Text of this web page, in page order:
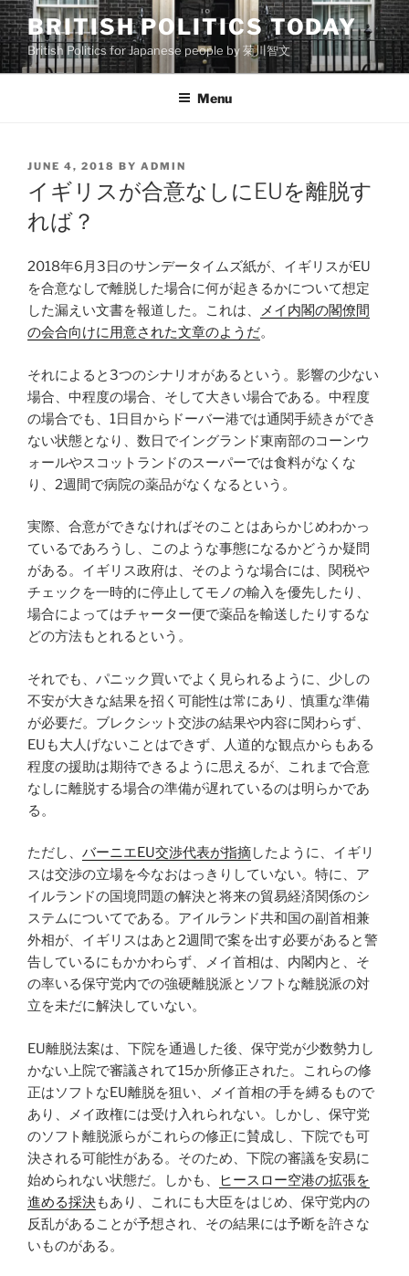
Skip
to
content
BRITISH POLITICS TODAY
British Politics for Japanese people by 菊川智文
Menu
POSTED
ON
JUNE 4, 2018 BY ADMIN
イギリスが合意なしにEUを離脱す
れば？
2018年6月3日のサンデータイムズ紙が、イギリスがEU
を合意なしで離脱した場合に何が起きるかについて想定
した漏えい文書を報道した。これは、
メイ内閣の閣僚間
の会合向けに用意された文章のようだ。
それによると3つのシナリオがあるという。影響の少ない
場合、中程度の場合、そして大きい場合である。中程度
の場合でも、1日目からドーバー港では通関手続きができ
ない状態となり、数日でイングランド東南部のコーンウ
ォールやスコットランドのスーパーでは食料がなくな
り、2週間で病院の薬品がなくなるという。
実際、合意ができなければそのことはあらかじめわかっ
ているであろうし、このような事態になるかどうか疑問
がある。イギリス政府は、そのような場合には、関税や
チェックを一時的に停止してモノの輸入を優先したり、
場合によってはチャーター便で薬品を輸送したりするな
どの方法もとれるという。
それでも、パニック買いでよく見られるように、少しの
不安が大きな結果を招く可能性は常にあり、慎重な準備
が必要だ。ブレクシット交渉の結果や内容に関わらず、
EUも大人げないことはできず、人道的な観点からもある
程度の援助は期待できるように思えるが、これまで合意
なしに離脱する場合の準備が遅れているのは明らかであ
る。
ただし、 バーニエEU交渉代表が指摘したように、イギリ
スは交渉の立場を今なおはっきりしていない。特に、ア
イルランドの国境問題の解決と将来の貿易経済関係のシ
ステムについてである。アイルランド共和国の副首相兼
外相が、イギリスはあと2週間で案を出す必要があると警
告しているにもかかわらず、メイ首相は、内閣内と、そ
の率いる保守党内での強硬離脱派とソフトな離脱派の対
立を未だに解決していない。
EU離脱法案は、下院を通過した後、保守党が少数勢力し
かない上院で審議されて15か所修正された。これらの修
正はソフトなEU離脱を狙い、メイ首相の手を縛るもので
あり、メイ政権には受け入れられない。しかし、保守党
のソフト離脱派らがこれらの修正に賛成し、下院でも可
決される可能性がある。そのため、下院の審議を安易に
始められない状態だ。しかも、
ヒースロー空港の拡張を
進める採決もあり、これにも大臣をはじめ、保守党内の
反乱があることが予想され、その結果には予断を許さな
いものがある。